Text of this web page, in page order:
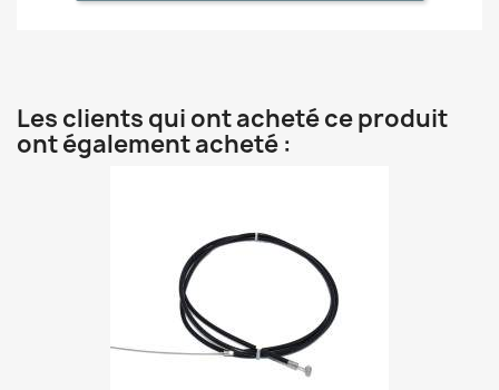
Les clients qui ont acheté ce produit
ont également acheté :